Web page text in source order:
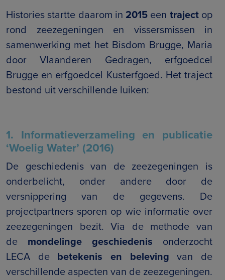
Histories startte daarom in 2015 een trajectop
rond zeezegeningen en vissersmissen in
samenwerking met het Bisdom Brugge, Maria
door Vlaanderen Gedragen, erfgoedcel
Brugge en erfgoedcel Kusterfgoed. Het traject
bestond uit verschillende luiken:
1. Informatieverzameling en publicatie
‘Woelig Water’ (2016)
De geschiedenis van de zeezegeningen is
onderbelicht, onder andere door de
versnippering van de gegevens. De
projectpartners sporen op wie informatie over
zeezegeningen bezit. Via de methode van
de mondelinge geschiedenis onderzocht
LECA de betekenis en beleving van de
verschillende aspecten van de zeezegeningen.